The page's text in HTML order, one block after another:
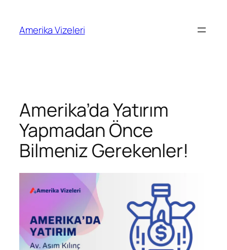
Amerika Vizeleri
Amerika’da Yatırım
Yapmadan Önce
Bilmeniz Gerekenler!